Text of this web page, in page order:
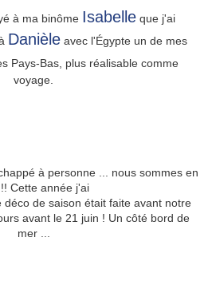
à ma binôme Isabelleque j'ai
Danièleavec l'Égypte un de mes
Pays-Bas, plus réalisable comme
voyage.
à personne ... nous sommes en
Cette année j'ai
de saison était faite avant notre
avant le 21 juin ! Un côté bord de
mer ...